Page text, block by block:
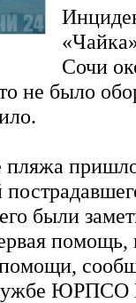
Сочи
не было
пляжа
были
помощь,